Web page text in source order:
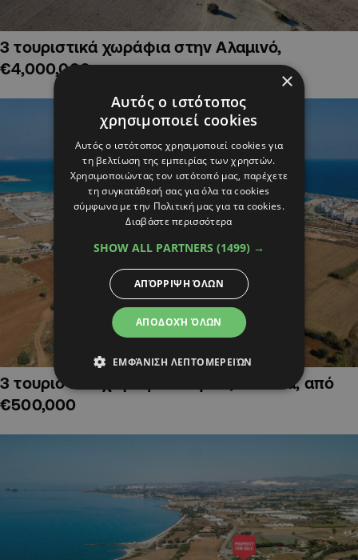
3 τουριστικά χωράφια στην Αλαμινό,
€4,000,000
3 τουριστικά χωράφια στην Αγία Νάπα, από
€500,000
×
Αυτός ο ιστότοπος
χρησιμοποιεί cookies
Αυτός ο ιστότοπος χρησιμοποιεί cookies για
τη βελτίωση της εμπειρίας των χρηστών.
Χρησιμοποιώντας τον ιστότοπό μας, παρέχετε
τη συγκατάθεσή σας για όλα τα cookies
σύμφωνα με την Πολιτική μας για τα cookies.
Διαβάστε περισσότερα
SHOW ALL PARTNERS (1499) →
ΑΠΟΔΟΧΉ ΌΛΩΝ
ΑΠΌΡΡΙΨΗ ΌΛΩΝ
ΕΜΦΆΝΙΣΗ ΛΕΠΤΟΜΕΡΕΙΏΝ